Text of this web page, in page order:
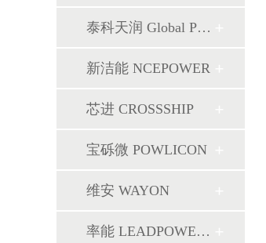
泰科天润 Global Power
新洁能 NCEPOWER
芯进 CROSSSHIP
宝砾微 POWLICON
维安 WAYON
率能 LEADPOWER SEMI